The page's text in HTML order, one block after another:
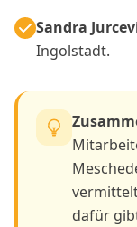
Sandra
Ingolstadt.
dafür